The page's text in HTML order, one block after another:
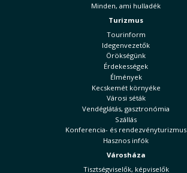
Minden, ami hulladék
Turizmus
Tourinform
Idegenvezetők
Örökségünk
Érdekességek
Élmények
Kecskemét környéke
Városi séták
Vendéglátás, gasztronómia
Szállás
Konferencia- és rendezvényturizmus
Hasznos infók
Városháza
Tisztségviselők, képviselők